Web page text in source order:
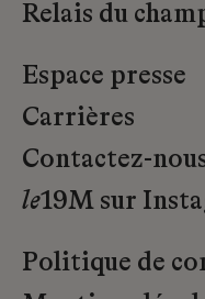
Relais du
Espace presse
Carrières
Contactez-
le19M sur
Politique de